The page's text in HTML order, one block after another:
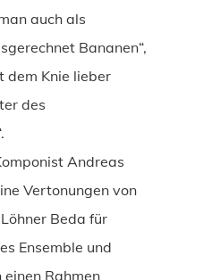
auch als
Bananen“,
dem Knie lieber
des
Andreas
Vertonungen von
Beda für
Ensemble und
einen Rahmen